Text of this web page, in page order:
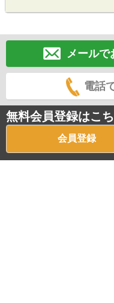
メールで
電話
無料会員登録はこ
会員登録